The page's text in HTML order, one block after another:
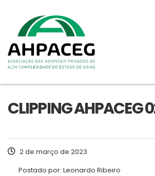
CLIPPING AHPACEG
2 de março de 2023
Postado por: Leonardo Ribeiro